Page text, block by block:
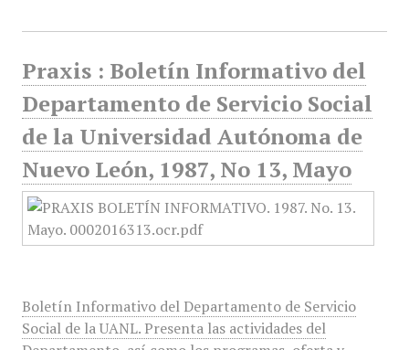
Praxis : Boletín Informativo del
Departamento de Servicio Social
de la Universidad Autónoma de
Nuevo León, 1987, No 13, Mayo
Boletín Informativo del Departamento de Servicio
Social de la UANL. Presenta las actividades del